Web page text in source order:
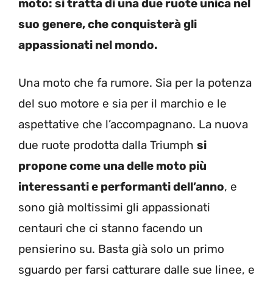
moto: si tratta di una due ruote unica nel
suo genere, che conquisterà gli
appassionati nel mondo.
Una moto che fa rumore. Sia per la potenza
del suo motore e sia per il marchio e le
aspettative che l’accompagnano. La nuova
due ruote prodotta dalla Triumph si
propone come una delle moto più
interessanti e performanti dell’anno, e
sono già moltissimi gli appassionati
centauri che ci stanno facendo un
pensierino su. Basta già solo un primo
sguardo per farsi catturare dalle sue linee, e